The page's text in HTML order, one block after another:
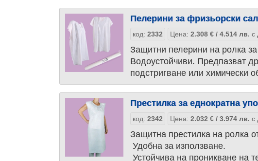
Пелерини за фризьорски
код:2332 Цена:2.308€ / 4.514лв. с
Защитни пелерини на ролка
Водоустойчиви. Предпазват
подстригване или химически
Престилка за еднократна
код:2342 Цена:2.032€ / 3.974лв. с
Защитнa престилкa на ролка
Удобна за използване.
Устойчива на проникване на